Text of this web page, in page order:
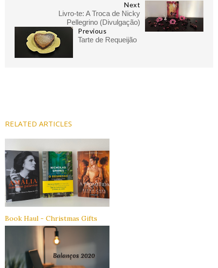
Next
Livro-te: A Troca de Nicky
Pellegrino (Divulgação)
Previous
Tarte de Requeijão
RELATED ARTICLES
Book Haul - Christmas Gifts